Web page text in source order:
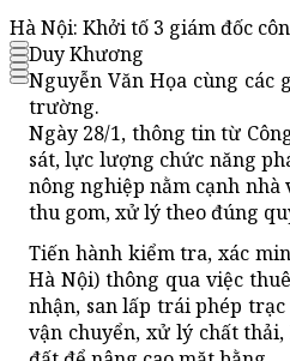
Hà Nội: Khởi tố 3 giám đốc
Duy Khương
Nguyễn Văn Họa cùng
trường.
Ngày 28/1, thông tin từ
sát, lực lượng chức năng
nông nghiệp nằm cạnh nhà
thu gom, xử lý theo đúng
Tiến hành kiểm tra, xác
Hà Nội) thông qua việc
nhận, san lấp trái phép
vận chuyển, xử lý chất